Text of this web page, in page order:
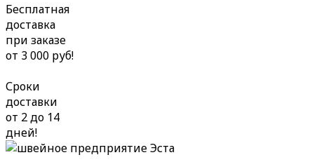
Бесплатная
доставка
при заказе
от 3 000 руб!
Сроки
доставки
от 2 до 14
дней!